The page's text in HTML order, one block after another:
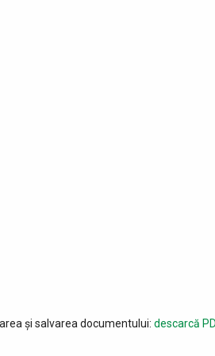
și salvarea documentului: descarcă